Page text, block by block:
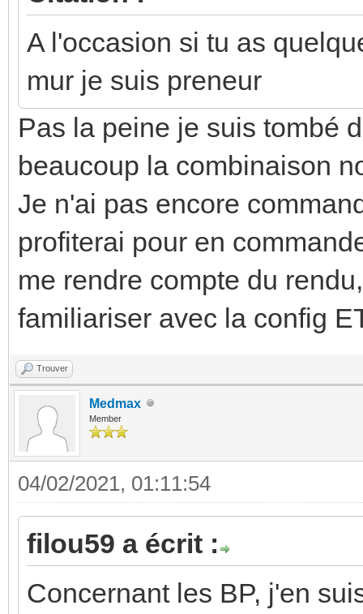
A l'occasion si tu as
mur je suis preneur
Pas la peine je suis tombé
beaucoup la combinaison
Je n'ai pas encore
profiterai pour en
me rendre compte du
familiariser avec la config
Trouver
Medmax
Member
04/02/2021, 01:11:54
filou59 a écrit :
Concernant les BP, j'en